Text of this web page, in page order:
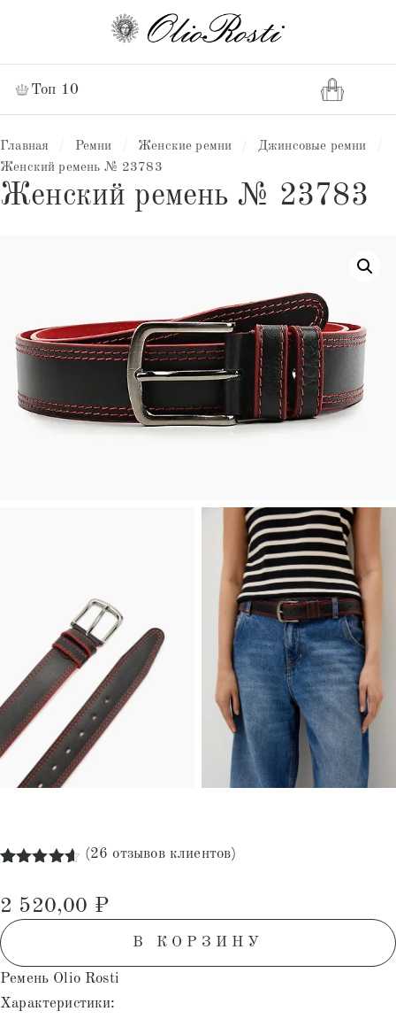
Топ 10
Главная Ремни Женские ремни Джинсовые ремни
Женский ремень № 23783
Женский ремень № 23783
на основе
опроса
пользователей
(26 отзывов клиентов)
2 520,00 ₽
В КОРЗИНУ
Ремень Olio Rosti
Характеристики: